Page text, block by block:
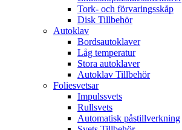
Tork- och förvaringsskåp
Disk Tillbehör
Autoklav
Bordsautoklaver
Låg temperatur
Stora autoklaver
Autoklav Tillbehör
Foliesvetsar
Impulssvets
Rullsvets
Automatisk påstillverkning